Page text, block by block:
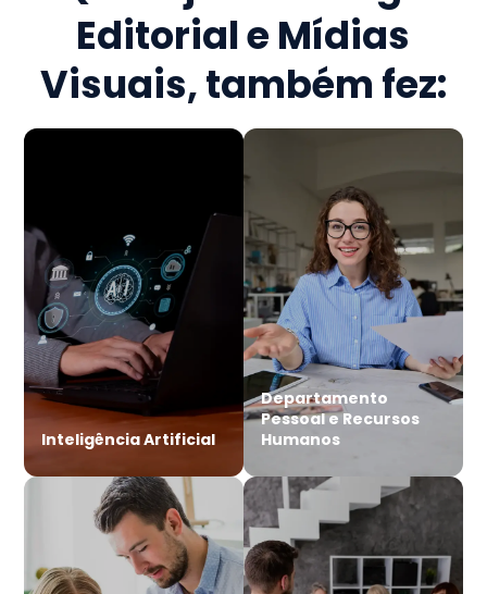
Editorial e Mídias
Visuais, também fez:
Inteligência Artificial
Departamento
Pessoal e Recursos
Humanos